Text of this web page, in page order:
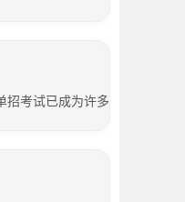
招考试已成为许多